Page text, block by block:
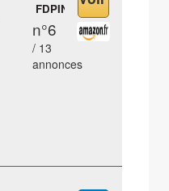
FDPIN
n°6
/ 13
annonces